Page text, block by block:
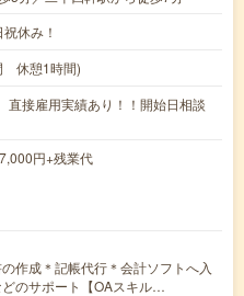
休み！
休憩1時間)
接雇用実績あり！！開始日相談
円+残業代
作成＊記帳代行＊会計ソフトへ入
のサポート【OAスキル…